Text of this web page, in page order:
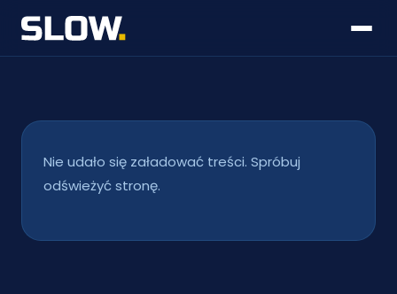
Nie udało się załadować treści. Spróbuj
odświeżyć stronę.